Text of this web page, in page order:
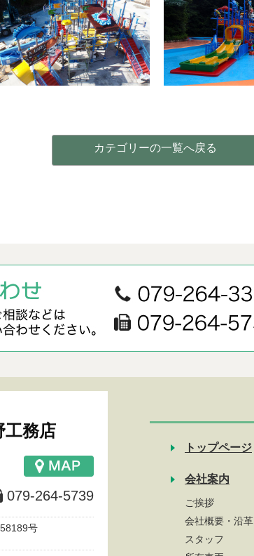
カテゴリーの一覧へ戻る
工務店
079-264-5739
号
トップページ
会社案内
ご挨拶
会社概要・沿革
スタッフ